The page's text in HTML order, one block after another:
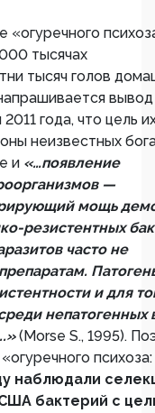
«огуречного
тысячах
тысяч голов
вывод
года, что цель
неизвестных
и «…появление
—
мощь
резистентных
часто не
и для
непатогенных
(Morse S., 1995).
психоза:
наблюдали
бактерий с